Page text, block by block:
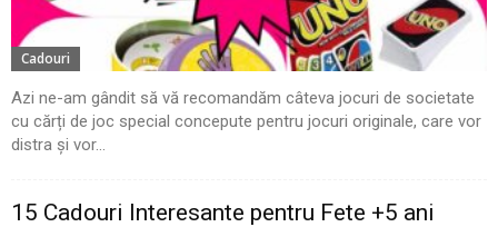
Cadouri
Azi ne-am gândit să vă recomandăm câteva jocuri de societate
cu cărți de joc special concepute pentru jocuri originale, care vor
distra și vor...
15 Cadouri Interesante pentru Fete +5 ani